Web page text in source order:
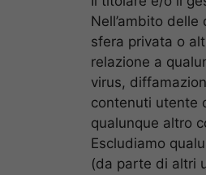
Nell’ambito
sfera privata o
relazione a
virus,
contenuti utente
qualunque altro
Escludiamo
(da parte di altri